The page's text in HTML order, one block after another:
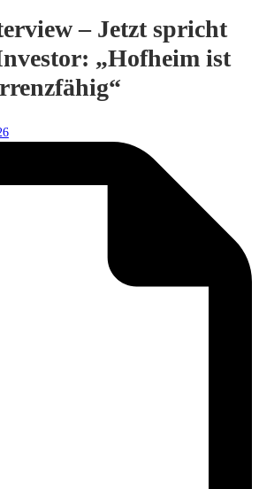
– Jetzt spricht
„Hofheim ist